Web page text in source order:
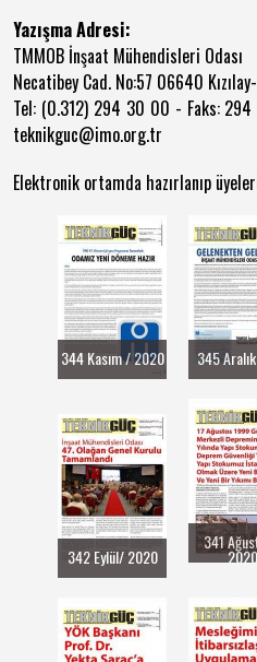
Yazışma Adresi:
TMMOB İnşaat Mühendisleri Odası
Necatibey Cad. No:57 06640
Tel: (0.312) 294 30 00 - Faks:
teknikguc@imo.org.tr
Elektronik ortamda hazırlanıp
344 Kasım / 2020 345
342 Eylül/ 2020
341
2020